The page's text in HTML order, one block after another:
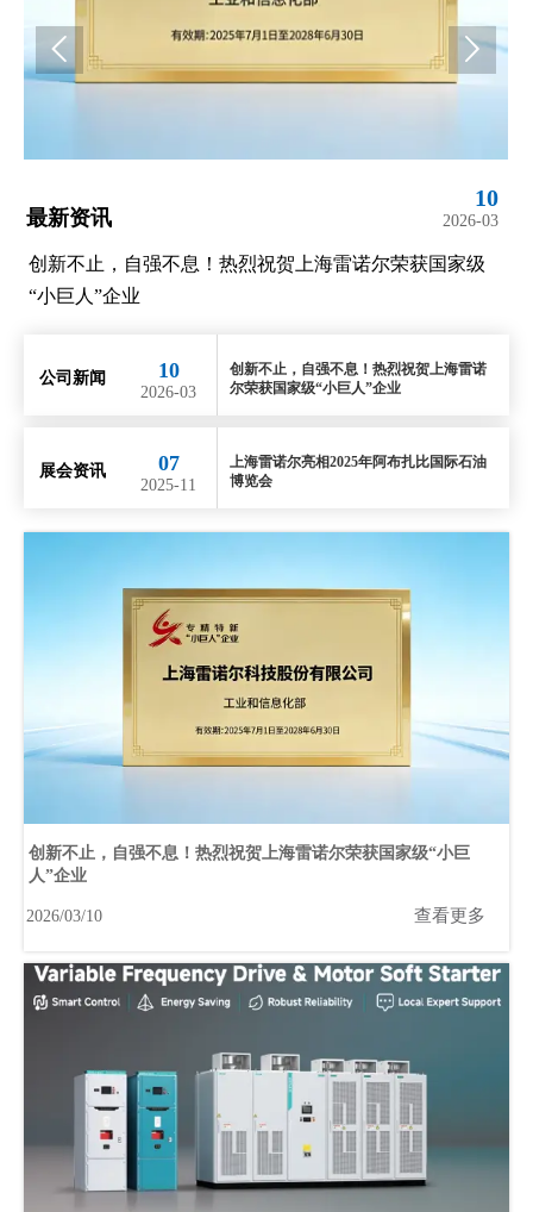
最新资讯
07
2025-11
上海雷诺尔亮相2025年阿布扎比国际石油博览会
 
公司新闻 10
2026-03
创新不止，自强不息！热烈祝贺上海雷诺
尔荣获国家级“小巨人”企业
展会资讯 07
2025-11
上海雷诺尔亮相2025年阿布扎比国际石油
博览会
创新不止，自强不息！热烈祝贺上海雷诺尔荣获国家级“小巨
人”企业
2026/03/10 查看更多